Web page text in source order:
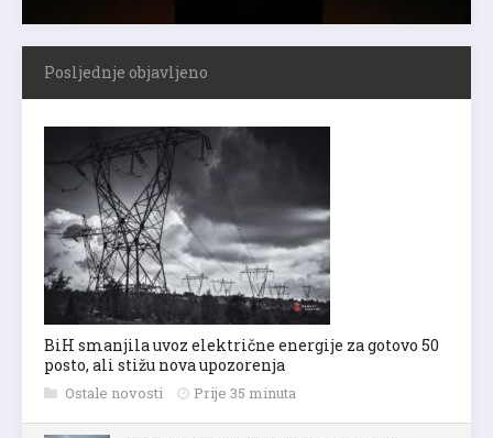
Posljednje objavljeno
BiH smanjila uvoz električne energije za gotovo 50
posto, ali stižu nova upozorenja
Ostale novosti Prije 35 minuta